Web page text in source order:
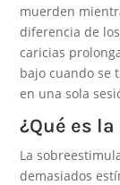
muerden
diferencia de
caricias
bajo cuando se
en una sola
¿Qué es
La
demasiados